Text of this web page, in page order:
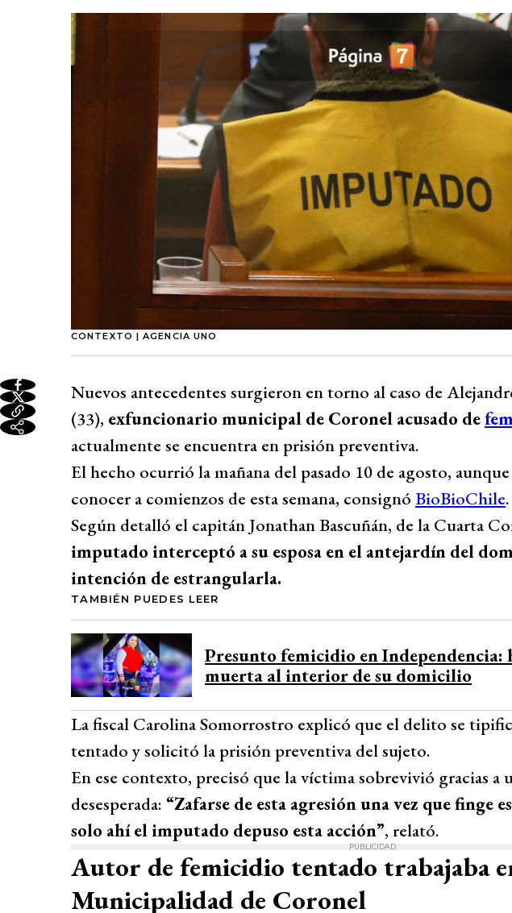
CONTEXTO | AGENCIA UNO
Nuevos antecedentes surgieron en torno al caso de
(33), exfuncionario municipal de Coronel acusado de
actualmente se encuentra en prisión preventiva.
El hecho ocurrió la mañana del pasado 10 de agosto,
conocer a comienzos de esta semana, consignó BioBioChile.
Según detalló el capitán Jonathan Bascuñán, de la Cuarta
imputado interceptó a su esposa en el antejardín del
intención de estrangularla.
TAMBIÉN PUEDES LEER
Presunto femicidio en Independencia:
muerta al interior de su domicilio
La fiscal Carolina Somorrostro explicó que el delito se
tentado y solicitó la prisión preventiva del sujeto.
En ese contexto, precisó que la víctima sobrevivió gracias a
desesperada: “Zafarse de esta agresión una vez que finge
solo ahí el imputado depuso esta acción”, relató.
PUBLICIDAD
Autor de femicidio tentado trabajaba
Municipalidad de Coronel